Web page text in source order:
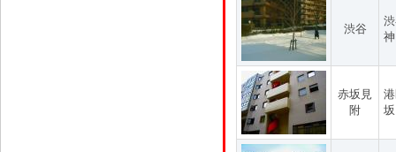
渋谷
赤坂見
附